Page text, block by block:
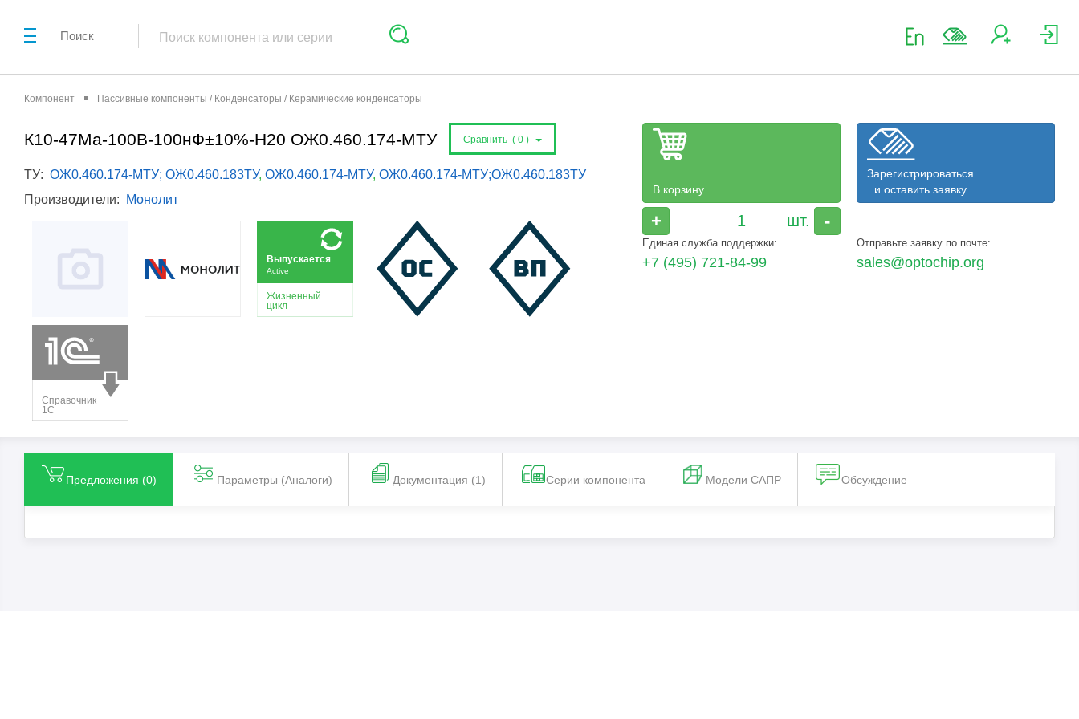
Поиск
Компонент Пассивные компоненты / Конденсаторы / Керамические конденсаторы
К10-47Ма-100В-100нФ±10%-Н20 ОЖ0.460.174-МТУ Сравнить ( 0 )
ТУ: ОЖ0.460.174-МТУ; ОЖ0.460.183ТУ, ОЖ0.460.174-МТУ, ОЖ0.460.174-МТУ;ОЖ0.460.183ТУ
Производители: Монолит
В корзину
+ -
Зарегистрироваться
и оставить заявку
Единая служба поддержки:
+7 (495) 721-84-99
Отправьте заявку по почте:
sales@optochip.org
Предложения (0) Параметры (Aналоги) Документация (1) Серии компонента Модели САПР Обсуждение